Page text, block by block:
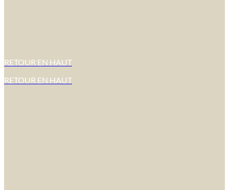
RETOUR EN HAUT
RETOUR EN HAUT